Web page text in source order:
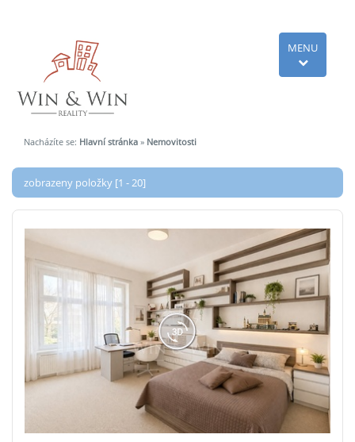
MENU
Nacházíte se: Hlavní stránka » Nemovitosti
zobrazeny položky [1 - 20]